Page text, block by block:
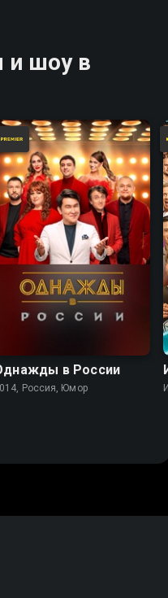
шоу в
в России
Россия, Юмор